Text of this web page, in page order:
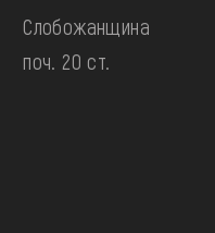
Слобожанщина
поч. 20 ст.